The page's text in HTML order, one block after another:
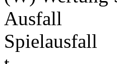
Ausfall
Spielausfall